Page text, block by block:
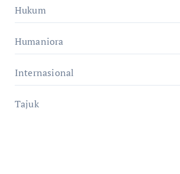
Hukum
Humaniora
Internasional
Tajuk